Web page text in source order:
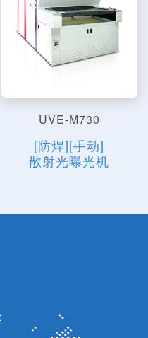
UVE-M730
[防焊][手动]
散射光曝光机